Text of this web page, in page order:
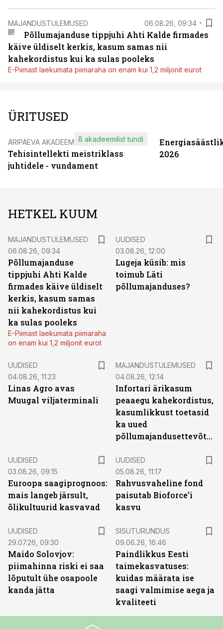
MAJANDUSTULEMUSED 06.08.26, 09:34
Põllumajanduse tippjuhi Ahti Kalde firmades
käive üldiselt kerkis, kasum samas nii
kahekordistus kui ka sulas pooleks
E-Piimast laekumata piimaraha on enam kui 1,2 miljonit eurot
ÜRITUSED
ÄRIPÄEVA AKADEEMIA
Tehisintellekti meistriklass
juhtidele - vundament
8 akadeemilist tundi
2026
HETKEL KUUM
MAJANDUSTULEMUSED
06.08.26, 09:34
Põllumajanduse
tippjuhi Ahti Kalde
firmades käive üldiselt
kerkis, kasum samas
nii kahekordistus kui
ka sulas pooleks
E-Piimast laekumata piimaraha
on enam kui 1,2 miljonit eurot
UUDISED
03.08.26, 12:00
Lugeja küsib: mis
toimub Läti
põllumajanduses?
UUDISED
04.08.26, 11:23
Linas Agro avas
Muugal viljaterminali
MAJANDUSTULEMUSED
04.08.26, 12:14
Infortari ärikasum
peaaegu kahekordistus,
kasumlikkust toetasid
ka uued
põllumajandusettevõtted
UUDISED
03.08.26, 09:15
Euroopa saagiprognoos:
mais langeb järsult,
õlikultuurid kasvavad
UUDISED
05.08.26, 11:17
Rahvusvaheline fond
paisutab Bioforce’i
kasvu
UUDISED
29.07.26, 09:30
Maido Solovjov:
piimahinna riski ei saa
lõputult ühe osapoole
kanda jätta
SISUTURUNDUS
09.06.26, 16:46
Paindlikkus Eesti
taimekasvatuses:
kuidas määrata ise
saagi valmimise aega ja
kvaliteeti